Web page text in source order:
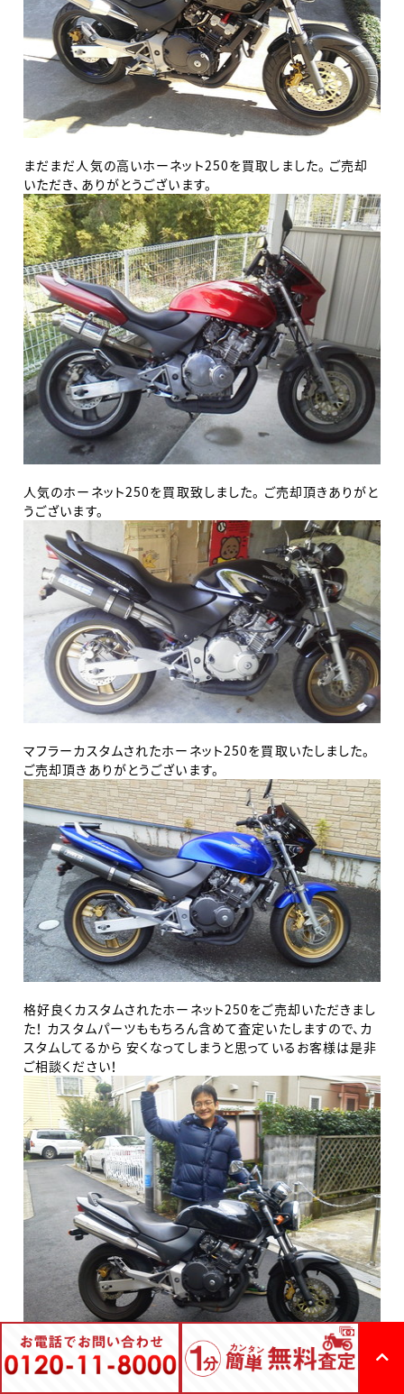
まだまだ人気の高いホーネット250を買取しました。 ご売却
いただき、ありがとうございます。
人気のホーネット250を買取致しました。 ご売却頂きありがと
うございます。
マフラーカスタムされたホーネット250を買取いたしました。
ご売却頂きありがとうございます。
格好良くカスタムされたホーネット250をご売却いただきまし
た！ カスタムパーツももちろん含めて査定いたしますので、カ
スタムしてるから 安くなってしまうと思っているお客様は是非
ご相談ください！
お客様も納得の高額買取でこの笑顔